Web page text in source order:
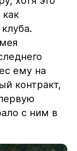
ему на
контракт,
с ним в